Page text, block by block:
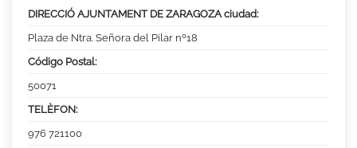
DIRECCIÓ AJUNTAMENT DE ZARAGOZA ciudad:
Plaza de Ntra. Señora del Pilar nº18
Código Postal:
50071
TELÈFON:
976 721100